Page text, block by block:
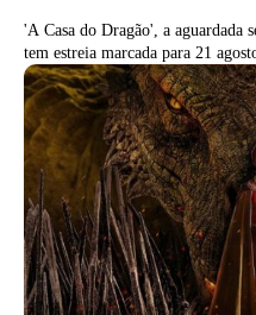
'A Casa do Dragão', a aguardada
tem estreia marcada para 21